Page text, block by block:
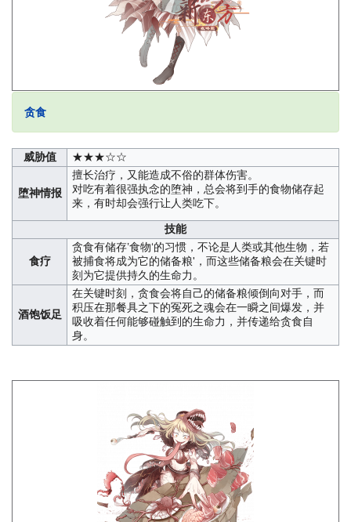
贪食
威胁值 ★★★☆☆
堕神情报
擅长治疗，又能造成不俗的群体伤害。
对吃有着很强执念的堕神，总会将到手的食物储存起
来，有时却会强行让人类吃下。
技能
食疗
贪食有储存’食物‘的习惯，不论是人类或其他生物，若
被捕食将成为它的储备粮'，而这些储备粮会在关键时
刻为它提供持久的生命力。
酒饱饭足
在关键时刻，贪食会将自己的储备粮倾倒向对手，而
积压在那餐具之下的冤死之魂会在一瞬之间爆发，并
吸收着任何能够碰触到的生命力，并传递给贪食自
身。